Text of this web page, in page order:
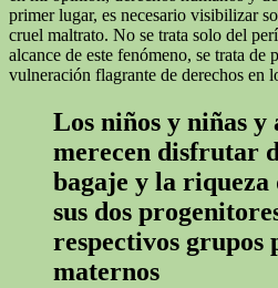
primer lugar, es necesario visibilizar
cruel maltrato. No se trata solo del
alcance de este fenómeno, se trata de
vulneración flagrante de derechos en
Los niños y niñas y
merecen disfrutar
bagaje y la riqueza
sus dos
respectivos grupos
maternos